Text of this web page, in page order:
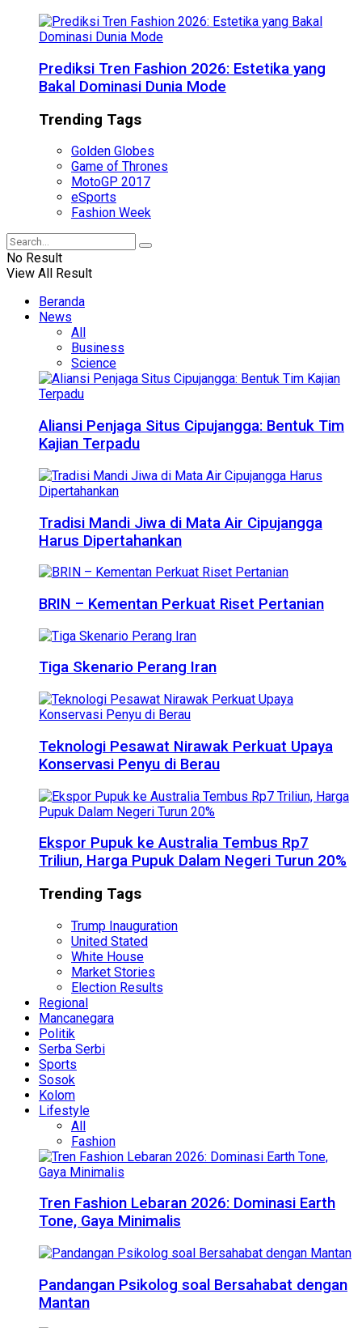
Prediksi Tren Fashion 2026: Estetika yang
Bakal Dominasi Dunia Mode
Trending Tags
Golden Globes
Game of Thrones
MotoGP 2017
eSports
Fashion Week
No Result
View All Result
Beranda
News
All
Business
Science
Aliansi Penjaga Situs Cipujangga: Bentuk Tim
Kajian Terpadu
Tradisi Mandi Jiwa di Mata Air Cipujangga
Harus Dipertahankan
BRIN – Kementan Perkuat Riset Pertanian
Tiga Skenario Perang Iran
Teknologi Pesawat Nirawak Perkuat Upaya
Konservasi Penyu di Berau
Ekspor Pupuk ke Australia Tembus Rp7
Triliun, Harga Pupuk Dalam Negeri Turun 20%
Trending Tags
Trump Inauguration
United Stated
White House
Market Stories
Election Results
Regional
Mancanegara
Politik
Serba Serbi
Sports
Sosok
Kolom
Lifestyle
All
Fashion
Tren Fashion Lebaran 2026: Dominasi Earth
Tone, Gaya Minimalis
Pandangan Psikolog soal Bersahabat dengan
Mantan